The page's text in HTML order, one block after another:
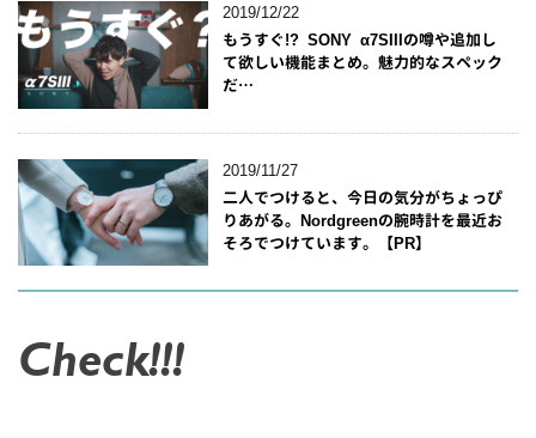
2019/12/22
もうすぐ!? SONY α7SIIIの噂や追加し
て欲しい機能まとめ。魅力的なスペック
だ…
2019/11/27
二人でつけると、今日の気分がちょっぴ
りあがる。Nordgreenの腕時計を最近お
そろでつけています。【PR】
Check!!!